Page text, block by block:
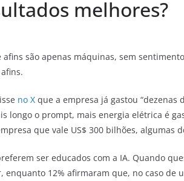
melhores?
são apenas máquinas, sem
no X que a empresa já gastou “dezenas
longo o prompt, mais energia elétrica é
que vale US$ 300 bilhões, algumas
ser educados com a IA. Quando
12% afirmaram que, no caso de